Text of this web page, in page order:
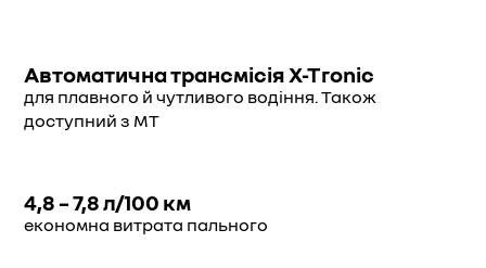
Автоматична трансмісія X-Tronic
для плавного й чутливого водіння. Також
доступний з МТ
4,8 – 7,8 л/100 км
економна витрата пального